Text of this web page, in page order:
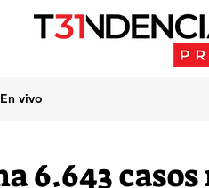
En vivo
6.643 casos